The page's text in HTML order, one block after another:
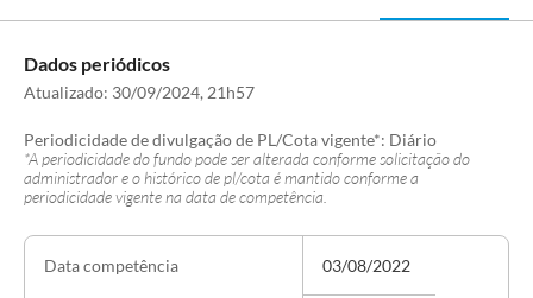
Dados periódicos
Atualizado: 30/09/2024, 21h57
Periodicidade de divulgação de PL/Cota vigente*: Diário
*A periodicidade do fundo pode ser alterada conforme solicitação do
administrador e o histórico de pl/cota é mantido conforme a
periodicidade vigente na data de competência.
Data competência 03/08/2022